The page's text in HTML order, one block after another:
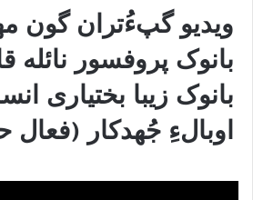
ویدیو گپءُتران گون
بانوک پروفسور نائلە
بانوک زیبا بختیاری
اوبالءِ جُهدکار